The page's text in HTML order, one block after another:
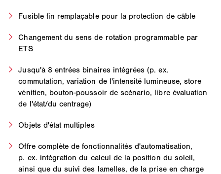
Fusible fin remplaçable pour la protection de câble
Changement du sens de rotation programmable par
ETS
Jusqu'à 8 entrées binaires intégrées (p. ex.
commutation, variation de l'intensité lumineuse, store
vénitien, bouton-poussoir de scénario, libre évaluation
de l'état/du centrage)
Objets d'état multiples
Offre complète de fonctionnalités d'automatisation,
p. ex. intégration du calcul de la position du soleil,
ainsi que du suivi des lamelles, de la prise en charge